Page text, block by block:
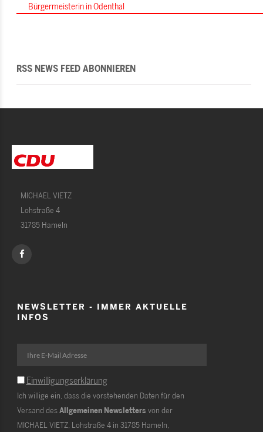
Bürgermeisterin in Odenthal
RSS NEWS FEED ABONNIEREN
MICHAEL VIETZ
Lohstraße 4
31785 Hameln
NEWSLETTER - IMMER AKTUELLE
INFOS
Einwilligungserklärung
Ich willige ein, dass die vorstehenden Daten für den
Versand desAllgemeinen Newsletters von der
MICHAEL VIETZ, Lohstraße 4 in 31785 Hameln,